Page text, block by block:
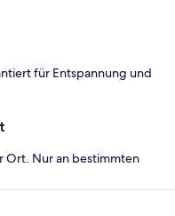
für Entspannung und
Ort. Nur an bestimmten